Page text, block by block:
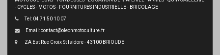
- CYCLES - MOTOS - FOURNITURES INDUSTRIELLE - BRICOLAGE
Tel: 04 71 50 10 07
Email: contact@oleonmotoculture.fr
ZA Est Rue Croix St Isidore - 43100 BRIOUDE